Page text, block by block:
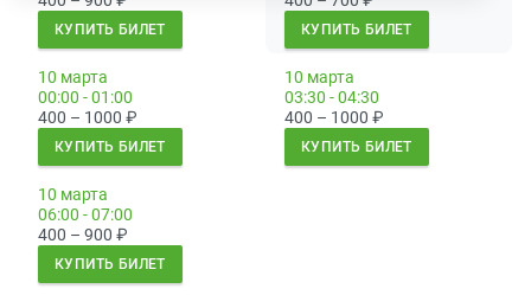
КУПИТЬ БИЛЕТ КУПИТЬ БИЛЕТ
10 марта
00:00 - 01:00
400 – 1000 ₽
КУПИТЬ БИЛЕТ
10 марта
03:30 - 04:30
400 – 1000 ₽
КУПИТЬ БИЛЕТ
10 марта
06:00 - 07:00
400 – 900 ₽
КУПИТЬ БИЛЕТ